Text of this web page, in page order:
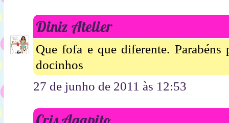
Diniz Atelier
Que fofa e que diferente.
docinhos
27 de junho de 2011 às 12:53